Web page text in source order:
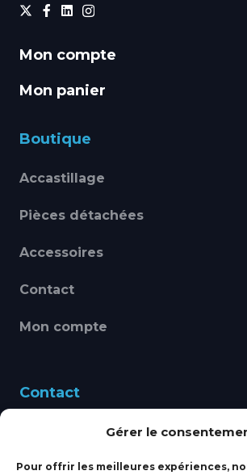
Gérer le
Pour offrir les meilleures expériences,
Mon compte
Mon panier
Boutique
Accastillage
Pièces détachées
Accessoires
Contact
Mon compte
Contact
460 Avenue Alain Le